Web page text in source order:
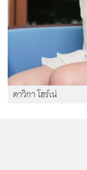
ดาวิกา โฮร์เน่